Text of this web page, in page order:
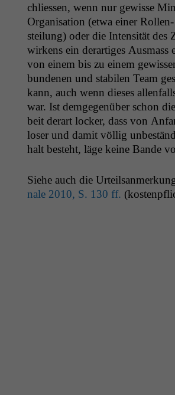
chliessen, wenn nur gewisse
Organ­i­sa­tion (etwa ein­er
steilung) oder die Inten­sität des
wirkens ein der­ar­tiges Aus­mass
von einem bis zu einem
bun­de­nen und sta­bilen Team
kann, auch wenn dieses
war. Ist demge­genüber schon
beit der­art lock­er, dass von
los­er und damit völ­lig
halt beste­ht, läge keine Bande
Siehe auch die
nale 2010, S. 130 ff.